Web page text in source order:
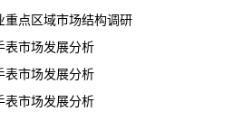
点区域市场结构调研
市场发展分析
市场发展分析
市场发展分析